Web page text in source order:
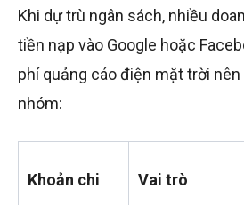
Khi dự trù ngân sách, nhiều
tiền nạp vào Google hoặc
phí quảng cáo điện mặt trời
nhóm:
Khoản chi Vai trò